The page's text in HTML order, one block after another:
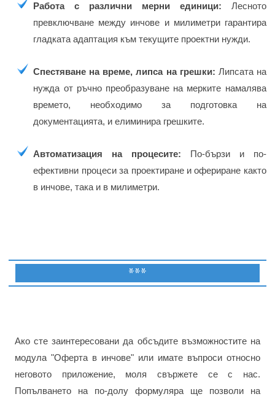
Работа с различни мерни единици: Лесното
превключване между инчове и милиметри гарантира
гладката адаптация към текущите проектни нужди.
Спестяване на време, липса на грешки: Липсата на
нужда от ръчно преобразуване на мерките намалява
времето, необходимо за подготовка на
документацията, и елиминира грешките.
Автоматизация на процесите: По-бързи и по-
ефективни процеси за проектиране и офериране както
в инчове, така и в милиметри.
***
Ако сте заинтересовани да обсъдите възможностите на
модула "Оферта в инчове" или имате въпроси относно
неговото приложение, моля свържете се с нас.
Попълването на по-долу формуляра ще позволи на